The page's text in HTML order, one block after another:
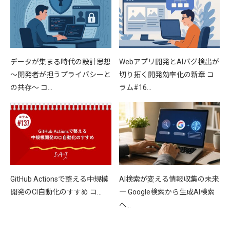
データが集まる時代の設計思想
〜開発者が担うプライバシーと
の共存〜 コ…
Webアプリ開発とAIバグ検出が
切り拓く開発効率化の新章 コ
ラム#16…
GitHub Actionsで整える中規模
開発のCI自動化のすすめ コ…
AI検索が変える情報収集の未来
― Google検索から生成AI検索
へ…